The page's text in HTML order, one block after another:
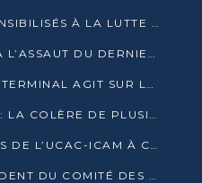
PLUS DE 700 SALARIÉS SENSIBILISÉS À LA LUTTE CONTRE LA TUBERCULOSE À CONGO TERMINAL
PLUS DE 149 000 ÉLÈVES À L’ASSAUT DU DERNIER CEPE
ENVIRONNEMENT: CONGO TERMINAL AGIT SUR LE TERRAIN ET FORME LES PLUS JEUNES
« LIBÉREZ NOS ENFANTS » : LA COLÈRE DE PLUSIEURS MÈRES À BRAZZAVILLE CONTRE LA DGSP
IMMERSION DES ÉTUDIANTS DE L’UCAC-ICAM À CONGO TERMINAL
LAMYR NGUELE ÉLU PRÉSIDENT DU COMITÉ DES MEMBRES D’HONNEUR DU PCT